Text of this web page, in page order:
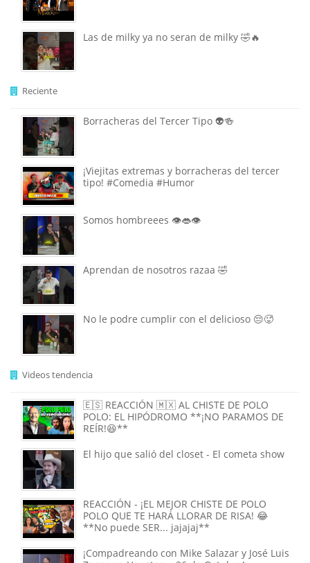
Las de milky ya no seran de milky 🤣🔥
Reciente
Borracheras del Tercer Tipo 👽🍻
¡Viejitas extremas y borracheras del tercer
tipo! #Comedia #Humor
Somos hombreees 👁️👄👁️
Aprendan de nosotros razaa 🤣
No le podre cumplir con el delicioso 😔🥵
Videos tendencia
🇪🇸 REACCIÓN 🇲🇽 AL CHISTE DE POLO
POLO: EL HIPÓDROMO **¡NO PARAMOS DE
REÍR!😆**
El hijo que salió del closet - El cometa show
REACCIÓN - ¡EL MEJOR CHISTE DE POLO
POLO QUE TE HARÁ LLORAR DE RISA! 😂
**No puede SER... jajajaj**
¡Compadreando con Mike Salazar y José Luis